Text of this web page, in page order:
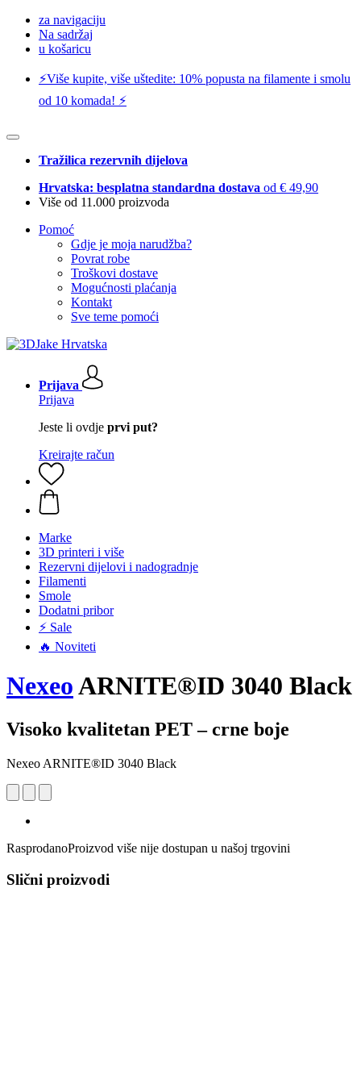
za navigaciju
Na sadržaj
u košaricu
⚡️Više kupite, više uštedite: 10% popusta na filamente i smolu
od 10 komada! ⚡️
Tražilica rezervnih dijelova
Hrvatska: besplatna standardna dostava od € 49,90
Više od 11.000 proizvoda
Pomoć
Gdje je moja narudžba?
Povrat robe
Troškovi dostave
Mogućnosti plaćanja
Kontakt
Sve teme pomoći
Prijava
Prijava
Jeste li ovdje prvi put?
Kreirajte račun
Marke
3D printeri i više
Rezervni dijelovi i nadogradnje
Filamenti
Smole
Dodatni pribor
⚡ Sale
🔥 Noviteti
NexeoARNITE®ID 3040 Black
Visoko kvalitetan PET – crne boje
Nexeo ARNITE®ID 3040 Black
RasprodanoProizvod više nije dostupan u našoj trgovini
Slični proizvodi